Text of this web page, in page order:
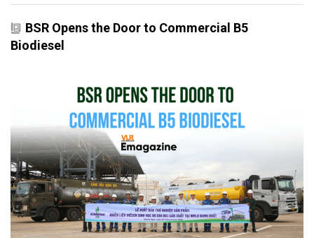
BSR Opens the Door to Commercial B5
Biodiesel